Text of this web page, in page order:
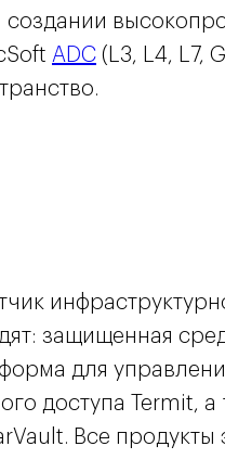
ADC (L3, L4, L7,
защищенная
для
доступа Termit,
Все